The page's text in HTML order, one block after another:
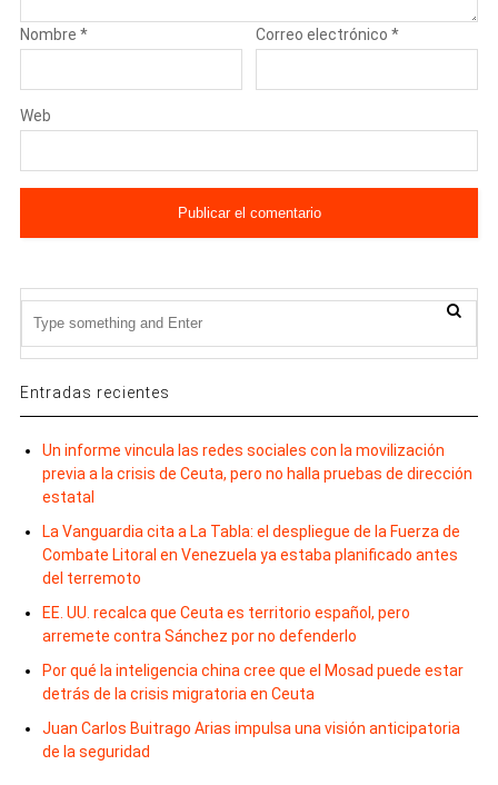
Nombre * Correo electrónico*
Web
Entradas recientes
Un informe vincula las redes sociales con la movilización
previa a la crisis de Ceuta, pero no halla pruebas de dirección
estatal
La Vanguardia cita a La Tabla: el despliegue de la Fuerza de
Combate Litoral en Venezuela ya estaba planificado antes
del terremoto
EE. UU. recalca que Ceuta es territorio español, pero
arremete contra Sánchez por no defenderlo
Por qué la inteligencia china cree que el Mosad puede estar
detrás de la crisis migratoria en Ceuta
Juan Carlos Buitrago Arias impulsa una visión anticipatoria
de la seguridad